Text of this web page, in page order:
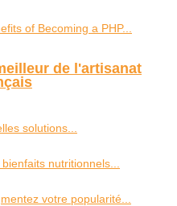
of Becoming a PHP...
de l'artisanat
solutions...
nutritionnels...
votre popularité...